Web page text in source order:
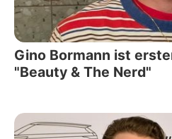
Gino Bormann ist
"Beauty & The Nerd"